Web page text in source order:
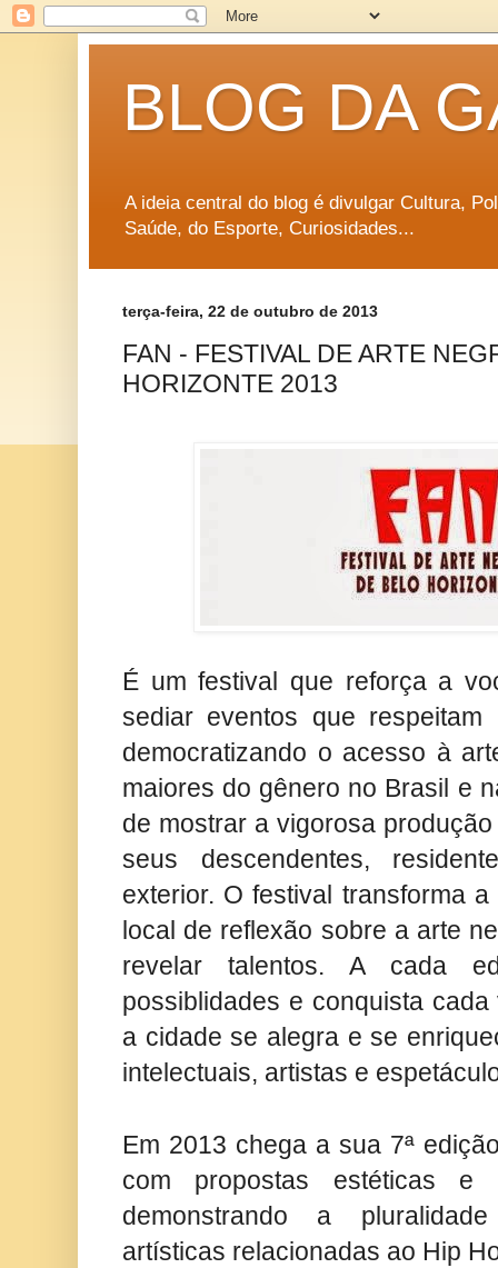
BLOG DA
A ideia central do blog é divulgar Cultura,
Saúde, do Esporte, Curiosidades...
terça-feira, 22 de outubro de 2013
FAN - FESTIVAL DE ARTE
HORIZONTE 2013
É um festival que reforça a
sediar eventos que respeitam
democratizando o acesso à
maiores do gênero no Brasil e
de mostrar a vigorosa
seus descendentes,
exterior. O festival transforma
local de reflexão sobre a arte
revelar talentos. A cada
possiblidades e conquista
a cidade se alegra e se
intelectuais, artistas e
Em 2013 chega a sua 7ª
com propostas estéticas e
demonstrando a
artísticas relacionadas ao Hip